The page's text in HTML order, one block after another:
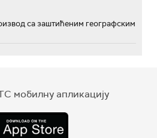
са заштићеним географским
мобилну апликацију